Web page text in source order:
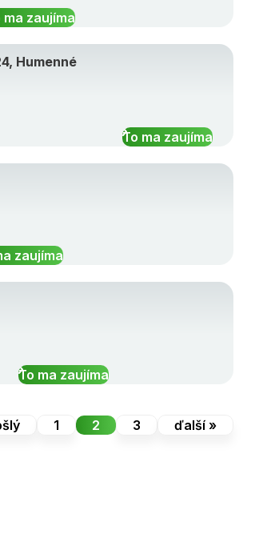
ma zaujíma
Humenné
To ma zaujíma
zaujíma
To ma zaujíma
1 2 3 ďalší »